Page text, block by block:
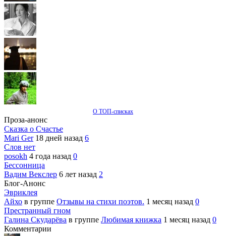
О ТОП-списках
Проза-анонс
Сказка о Счастье
Mari Ger 18 дней назад 6
Слов нет
posokh 4 года назад 0
Бессонница
Вадим Векслер 6 лет назад 2
Блог-Анонс
Эвриклея
Айхо в группе Отзывы на стихи поэтов. 1 месяц назад 0
Престранный гном
Галина Скударёва в группе Любимая книжка 1 месяц назад 0
Комментарии